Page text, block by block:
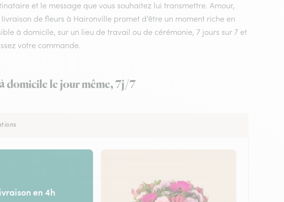
et le message que vous souhaitez lui transmettre. Amour,
de fleurs à Haironville promet d’être un moment riche en
à domicile, sur un lieu de travail ou de cérémonie, 7 jours sur 7 et
votre commande.
domicile le jour même, 7j/7
en 4h